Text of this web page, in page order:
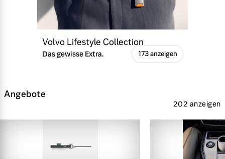
Volvo Lifestyle Collection
Das gewisse Extra. 173 anzeigen
Angebote
202 anzeigen